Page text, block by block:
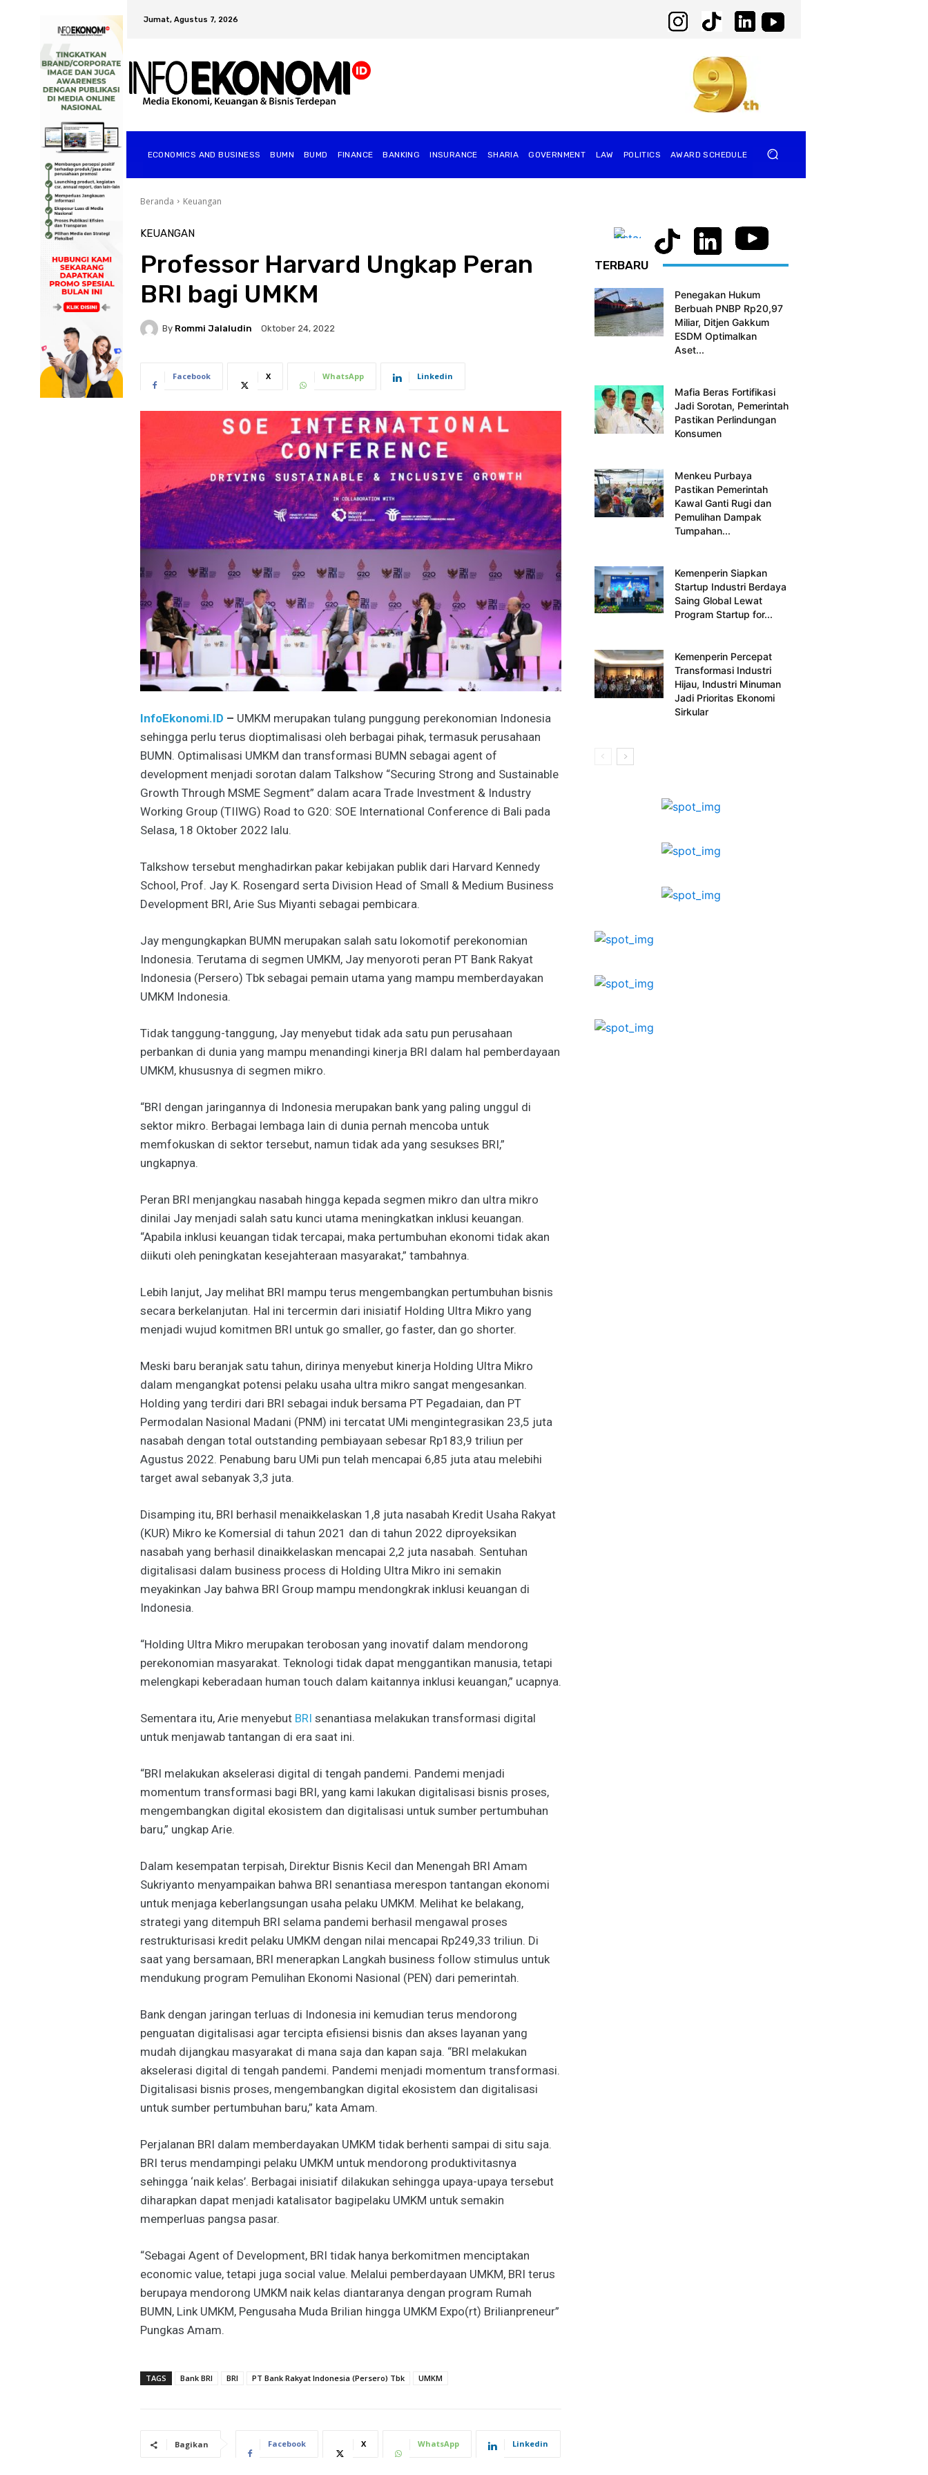
Jumat, Agustus 7, 2026
ECONOMICS AND BUSINESS BUMN BUMD FINANCE BANKING INSURANCE SHARIA GOVERNMENT ⁠LAW POLITICS AWARD SCHEDULE
Beranda Keuangan
KEUANGAN
Professor Harvard Ungkap Peran
BRI bagi UMKM
By Rommi Jalaludin Oktober 24, 2022
Facebook X WhatsApp Linkedin
InfoEkonomi.ID – UMKM merupakan tulang punggung perekonomian Indonesia
sehingga perlu terus dioptimalisasi oleh berbagai pihak, termasuk perusahaan
BUMN. Optimalisasi UMKM dan transformasi BUMN sebagai agent of
development menjadi sorotan dalam Talkshow “Securing Strong and Sustainable
Growth Through MSME Segment” dalam acara Trade Investment & Industry
Working Group (TIIWG) Road to G20: SOE International Conference di Bali pada
Selasa, 18 Oktober 2022 lalu.
Talkshow tersebut menghadirkan pakar kebijakan publik dari Harvard Kennedy
School, Prof. Jay K. Rosengard serta Division Head of Small & Medium Business
Development BRI, Arie Sus Miyanti sebagai pembicara.
Jay mengungkapkan BUMN merupakan salah satu lokomotif perekonomian
Indonesia. Terutama di segmen UMKM, Jay menyoroti peran PT Bank Rakyat
Indonesia (Persero) Tbk sebagai pemain utama yang mampu memberdayakan
UMKM Indonesia.
Tidak tanggung-tanggung, Jay menyebut tidak ada satu pun perusahaan
perbankan di dunia yang mampu menandingi kinerja BRI dalam hal pemberdayaan
UMKM, khususnya di segmen mikro.
“BRI dengan jaringannya di Indonesia merupakan bank yang paling unggul di
sektor mikro. Berbagai lembaga lain di dunia pernah mencoba untuk
memfokuskan di sektor tersebut, namun tidak ada yang sesukses BRI,”
ungkapnya.
Peran BRI menjangkau nasabah hingga kepada segmen mikro dan ultra mikro
dinilai Jay menjadi salah satu kunci utama meningkatkan inklusi keuangan.
“Apabila inklusi keuangan tidak tercapai, maka pertumbuhan ekonomi tidak akan
diikuti oleh peningkatan kesejahteraan masyarakat,” tambahnya.
Lebih lanjut, Jay melihat BRI mampu terus mengembangkan pertumbuhan bisnis
secara berkelanjutan. Hal ini tercermin dari inisiatif Holding Ultra Mikro yang
menjadi wujud komitmen BRI untuk go smaller, go faster, dan go shorter.
Meski baru beranjak satu tahun, dirinya menyebut kinerja Holding Ultra Mikro
dalam mengangkat potensi pelaku usaha ultra mikro sangat mengesankan.
Holding yang terdiri dari BRI sebagai induk bersama PT Pegadaian, dan PT
Permodalan Nasional Madani (PNM) ini tercatat UMi mengintegrasikan 23,5 juta
nasabah dengan total outstanding pembiayaan sebesar Rp183,9 triliun per
Agustus 2022. Penabung baru UMi pun telah mencapai 6,85 juta atau melebihi
target awal sebanyak 3,3 juta.
Disamping itu, BRI berhasil menaikkelaskan 1,8 juta nasabah Kredit Usaha Rakyat
(KUR) Mikro ke Komersial di tahun 2021 dan di tahun 2022 diproyeksikan
nasabah yang berhasil dinaikkelaskan mencapai 2,2 juta nasabah. Sentuhan
digitalisasi dalam business process di Holding Ultra Mikro ini semakin
meyakinkan Jay bahwa BRI Group mampu mendongkrak inklusi keuangan di
Indonesia.
“Holding Ultra Mikro merupakan terobosan yang inovatif dalam mendorong
perekonomian masyarakat. Teknologi tidak dapat menggantikan manusia, tetapi
melengkapi keberadaan human touch dalam kaitannya inklusi keuangan,” ucapnya.
Sementara itu, Arie menyebut BRI senantiasa melakukan transformasi digital
untuk menjawab tantangan di era saat ini.
“BRI melakukan akselerasi digital di tengah pandemi. Pandemi menjadi
momentum transformasi bagi BRI, yang kami lakukan digitalisasi bisnis proses,
mengembangkan digital ekosistem dan digitalisasi untuk sumber pertumbuhan
baru,” ungkap Arie.
Dalam kesempatan terpisah, Direktur Bisnis Kecil dan Menengah BRI Amam
Sukriyanto menyampaikan bahwa BRI senantiasa merespon tantangan ekonomi
untuk menjaga keberlangsungan usaha pelaku UMKM. Melihat ke belakang,
strategi yang ditempuh BRI selama pandemi berhasil mengawal proses
restrukturisasi kredit pelaku UMKM dengan nilai mencapai Rp249,33 triliun. Di
saat yang bersamaan, BRI menerapkan Langkah business follow stimulus untuk
mendukung program Pemulihan Ekonomi Nasional (PEN) dari pemerintah.
Bank dengan jaringan terluas di Indonesia ini kemudian terus mendorong
penguatan digitalisasi agar tercipta efisiensi bisnis dan akses layanan yang
mudah dijangkau masyarakat di mana saja dan kapan saja. “BRI melakukan
akselerasi digital di tengah pandemi. Pandemi menjadi momentum transformasi.
Digitalisasi bisnis proses, mengembangkan digital ekosistem dan digitalisasi
untuk sumber pertumbuhan baru,” kata Amam.
Perjalanan BRI dalam memberdayakan UMKM tidak berhenti sampai di situ saja.
BRI terus mendampingi pelaku UMKM untuk mendorong produktivitasnya
sehingga ‘naik kelas’. Berbagai inisiatif dilakukan sehingga upaya-upaya tersebut
diharapkan dapat menjadi katalisator bagipelaku UMKM untuk semakin
memperluas pangsa pasar.
“Sebagai Agent of Development, BRI tidak hanya berkomitmen menciptakan
economic value, tetapi juga social value. Melalui pemberdayaan UMKM, BRI terus
berupaya mendorong UMKM naik kelas diantaranya dengan program Rumah
BUMN, Link UMKM, Pengusaha Muda Brilian hingga UMKM Expo(rt) Brilianpreneur”
Pungkas Amam.
TAGS Bank BRI BRI PT Bank Rakyat Indonesia (Persero) Tbk UMKM
Bagikan Facebook X WhatsApp Linkedin
TERBARU
Penegakan Hukum
Berbuah PNBP Rp20,97
Miliar, Ditjen Gakkum
ESDM Optimalkan
Aset...
Mafia Beras Fortifikasi
Jadi Sorotan, Pemerintah
Pastikan Perlindungan
Konsumen
Menkeu Purbaya
Pastikan Pemerintah
Kawal Ganti Rugi dan
Pemulihan Dampak
Tumpahan...
Kemenperin Siapkan
Startup Industri Berdaya
Saing Global Lewat
Program Startup for...
Kemenperin Percepat
Transformasi Industri
Hijau, Industri Minuman
Jadi Prioritas Ekonomi
Sirkular